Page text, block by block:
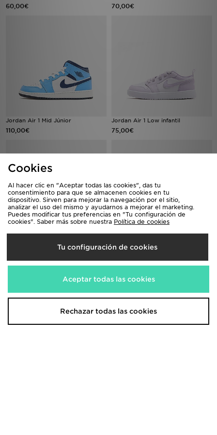
60,00€ 70,00€
Jordan Air 1 Mid Júnior
110,00€
Jordan Air 1 Low infantil
75,00€
Jordan Air 1 Elevate High para
95,00€
Jordan Air 1 Low
Cookies
Al hacer clic en "Aceptar todas las cookies", das tu
consentimiento para que se almacenen cookies en tu
dispositivo. Sirven para mejorar la navegación por el sitio,
analizar el uso del mismo y ayudarnos a mejorar el marketing.
Puedes modificar tus preferencias en "Tu configuración de
cookies". Saber más sobre nuestra Política de cookies
Tu configuración de cookies
Aceptar todas las cookies
Rechazar todas las cookies